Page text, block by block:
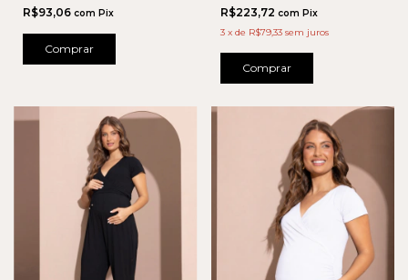
R$93,06 com Pix
Comprar
R$223,72 com Pix
3 x de R$79,33 sem juros
Comprar